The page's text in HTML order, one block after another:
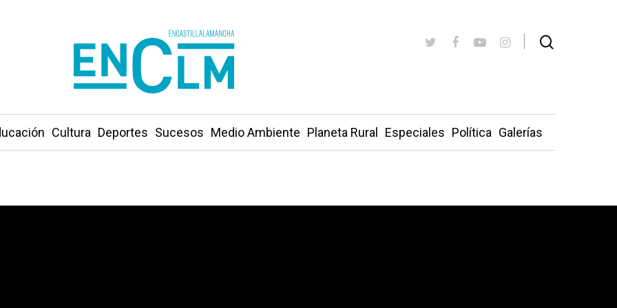
Cultura Deportes Sucesos Medio Ambiente Planeta Rural Especiales Política Galerías